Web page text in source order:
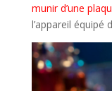
munir d’une
l’appareil équipé